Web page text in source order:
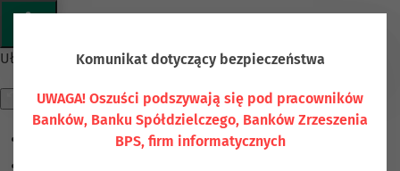
Ułatwienia dostępu
Odwróć kolory
Komunikat dotyczący bezpieczeństwa
UWAGA! Oszuści podszywają się pod pracowników
Banków, Banku Spółdzielczego, Banków Zrzeszenia
BPS, firm informatycznych